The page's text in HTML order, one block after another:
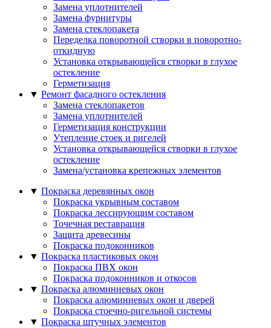
Замена уплотнителей
Замена фурнитуры
Замена стеклопакета
Переделка поворотной створки в поворотно-
откидную
Установка открывающейся створки в глухое
остекление
Герметизация
▼ Ремонт фасадного остекления
Замена стеклопакетов
Замена уплотнителей
Герметизация конструкции
Утепление стоек и ригелей
Установка открывающейся створки в глухое
остекление
Замена/установка крепежных элементов
▼ Покраска деревянных окон
Покраска укрывным составом
Покраска лессирующим составом
Точечная реставрация
Защита древесины
Покраска подоконников
▼ Покраска пластиковых окон
Покраска ПВХ окон
Покраска подоконников и откосов
▼ Покраска алюминиевых окон
Покраска алюминиевых окон и дверей
Покраска стоечно-ригельной системы
▼ Покраска штучных элементов